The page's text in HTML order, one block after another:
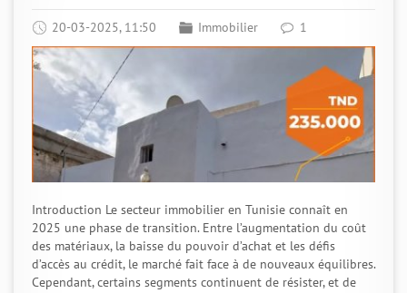
20-03-2025, 11:50 Immobilier 1
Introduction Le secteur immobilier en Tunisie connaît en
2025 une phase de transition. Entre l’augmentation du coût
des matériaux, la baisse du pouvoir d’achat et les défis
d’accès au crédit, le marché fait face à de nouveaux équilibres.
Cependant, certains segments continuent de résister, et de